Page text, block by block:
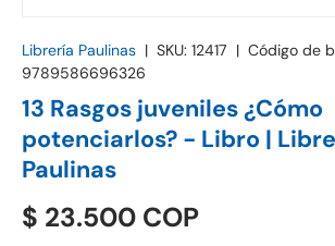
Librería Paulinas | SKU: 12417 | Código de
9789586696326
13 Rasgos juveniles ¿Cómo
potenciarlos? - Libro |
Paulinas
$ 23.500 COP